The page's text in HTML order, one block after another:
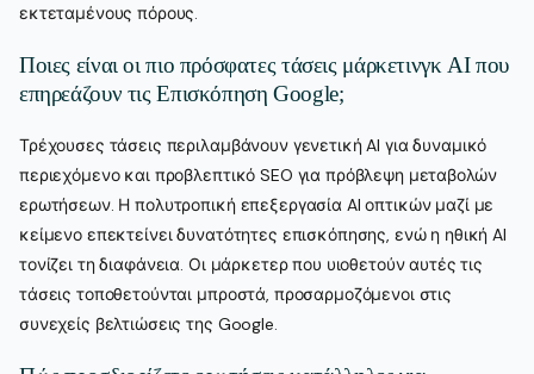
εκτεταμένους πόρους.
Ποιες είναι οι πιο πρόσφατες τάσεις μάρκετινγκ AI που
επηρεάζουν τις Επισκόπηση Google;
Τρέχουσες τάσεις περιλαμβάνουν γενετική AI για δυναμικό
περιεχόμενο και προβλεπτικό SEO για πρόβλεψη μεταβολών
ερωτήσεων. Η πολυτροπική επεξεργασία AI οπτικών μαζί με
κείμενο επεκτείνει δυνατότητες επισκόπησης, ενώ η ηθική AI
τονίζει τη διαφάνεια. Οι μάρκετερ που υιοθετούν αυτές τις
τάσεις τοποθετούνται μπροστά, προσαρμοζόμενοι στις
συνεχείς βελτιώσεις της Google.